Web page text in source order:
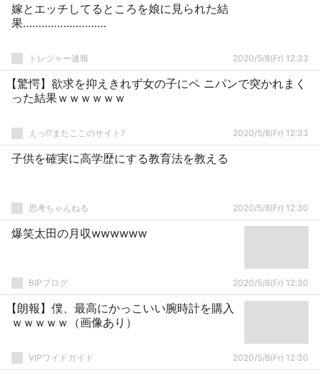
嫁とエッチしてるところを娘に見られた結
果………………………
トレジャー速報 2020/5/8(Fr) 12:33
【驚愕】欲求を抑えきれず女の子にペ ニパンで突かれまく
った結果ｗｗｗｗｗｗ
えっ!?またここのサイト? 2020/5/8(Fr) 12:33
子供を確実に高学歴にする教育法を教える
思考ちゃんねる 2020/5/8(Fr) 12:30
爆笑太田の月収wwwwww
BIPブログ 2020/5/8(Fr) 12:30
【朗報】僕、最高にかっこいい腕時計を購入
ｗｗｗｗｗ（画像あり）
VIPワイドガイド 2020/5/8(Fr) 12:30